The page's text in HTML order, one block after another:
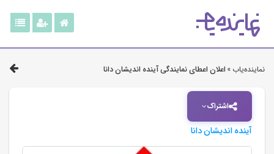
نماینده‌یاب » اعلان اعطای نمایندگی آینده اندیشان دانا
اشتراک
آینده اندیشان دانا